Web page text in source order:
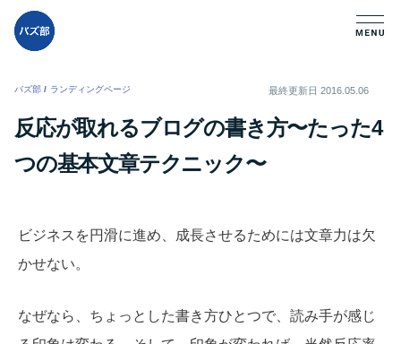
バズ部 / ランディングページ 最終更新日 2016.05.06
反応が取れるブログの書き方〜たった4
つの基本文章テクニック〜
ビジネスを円滑に進め、成長させるためには文章力は欠
かせない。
なぜなら、ちょっとした書き方ひとつで、読み手が感じ